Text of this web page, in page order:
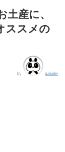
土産に、
ススメの
by salude